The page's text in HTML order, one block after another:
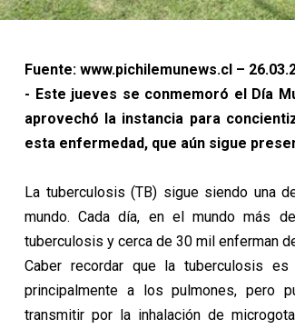
Fuente: www.pichilemunews.cl –
- Este jueves se conmemoró el Día
aprovechó la instancia para
esta enfermedad, que aún sigue
La tuberculosis (TB) sigue siendo una
mundo. Cada día, en el mundo más
tuberculosis y cerca de 30 mil enferman
Caber recordar que la tuberculosis
principalmente a los pulmones, pero
transmitir por la inhalación de